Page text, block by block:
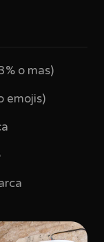
o mas)
emojis)